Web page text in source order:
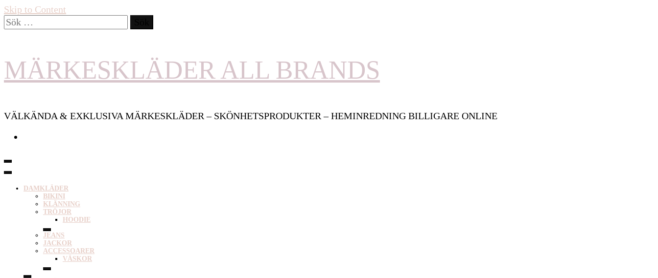
Skip to Content
Sök
efter:
MÄRKESKLÄDER ALL BRANDS
VÄLKÄNDA & EXKLUSIVA MÄRKESKLÄDER – SKÖNHETSPRODUKTER – HEMINREDNING BILLIGARE ONLINE
DAMKLÄDER
BIKINI
KLÄNNING
TRÖJOR
HOODIE
JEANS
JACKOR
ACCESSOARER
VÄSKOR